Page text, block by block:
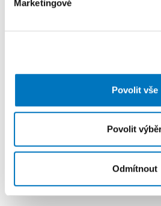
K personalizaci obsahu a reklam,
sdílíme se svými partnery pro
získali v důsledku toho, že
Marketingové
Povolit vše
Povolit
Odmítnout